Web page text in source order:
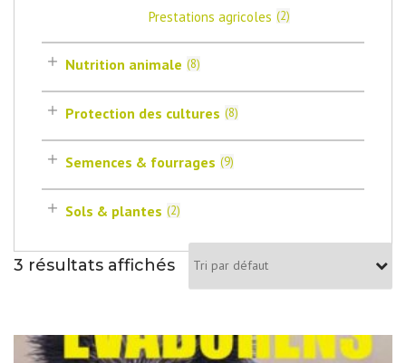
Prestations agricoles (2)
Nutrition animale (8)
Protection des cultures (8)
Semences & fourrages (9)
Sols & plantes (2)
3 résultats affichés